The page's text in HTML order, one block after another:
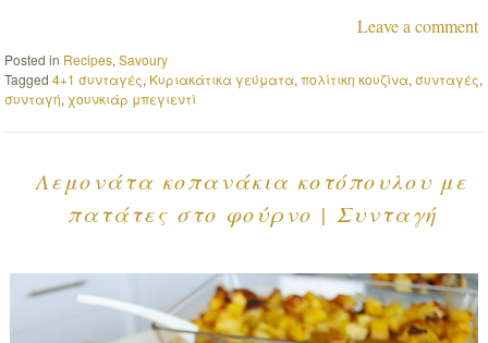
Leave a comment
Posted in Recipes,Savoury
Tagged4+1 συνταγές, Κυριακάτικα γεύματα,πολίτικη κουζίνα,συνταγές,
συνταγή, χουνκιάρ μπεγιεντί
Λεμονάτα κοπανάκια κοτόπουλου με
πατάτες στο φούρνο | Συνταγή